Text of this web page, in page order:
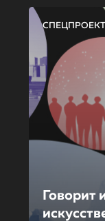
СПЕЦПРОЕКТ
Говорит